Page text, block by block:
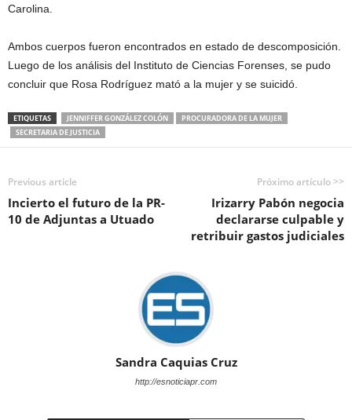
Carolina.
Ambos cuerpos fueron encontrados en estado de descomposición.
Luego de los análisis del Instituto de Ciencias Forenses, se pudo
concluir que Rosa Rodríguez mató a la mujer y se suicidó.
ETIQUETAS JENNIFFER GONZÁLEZ COLÓN
PROCURADORA DE LA MUJER
SECRETARIA DE JUSTICIA
Previous article
Incierto el futuro de la PR-
10 de Adjuntas a Utuado
Próximo artículo >>
Irizarry Pabón negocia
declararse culpable y
retribuir gastos judiciales
Sandra Caquias Cruz
http://esnoticiapr.com